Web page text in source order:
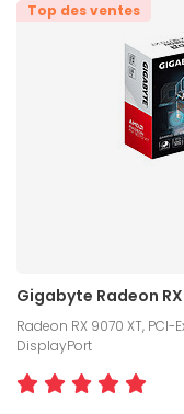
Top des ventes
Gigabyte Radeon RX
Radeon RX 9070 XT, PCI-
DisplayPort